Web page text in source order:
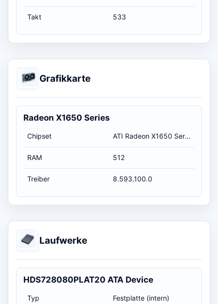
Takt 533
Grafikkarte
Radeon X1650 Series
Chipset ATI Radeon X1650 Series
RAM 512
Treiber 8.593.100.0
Laufwerke
HDS728080PLAT20 ATA Device
Typ Festplatte (intern)